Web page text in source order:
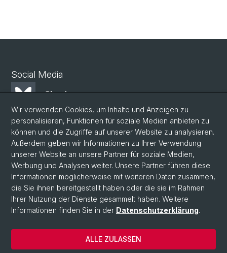
Social Media
Bluesky
Mastodon
LinkedIn
Instagram
© Universität Basel
Datenschutzerklärung
Wir verwenden Cookies, um Inhalte und Anzeigen zu
personalisieren, Funktionen für soziale Medien anbieten zu
können und die Zugriffe auf unserer Website zu analysieren.
Außerdem geben wir Informationen zu Ihrer Verwendung
unserer Website an unsere Partner für soziale Medien,
Werbung und Analysen weiter. Unsere Partner führen diese
Informationen möglicherweise mit weiteren Daten zusammen,
die Sie ihnen bereitgestellt haben oder die sie im Rahmen
Ihrer Nutzung der Dienste gesammelt haben. Weitere
Informationen finden Sie in der Datenschutzerklärung.
ALLE ZULASSEN